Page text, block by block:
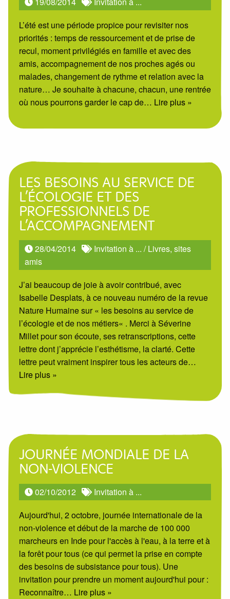
L’été est une période propice pour revisiter nos
priorités : temps de ressourcement et de prise de
recul, moment privilégiés en famille et avec des
amis, accompagnement de nos proches agés ou
malades, changement de rythme et relation avec la
nature… Je souhaite à chacune, chacun, une rentrée
où nous pourrons garder le cap de… Lire plus »
LES BESOINS AU SERVICE DE
L’ÉCOLOGIE ET DES
PROFESSIONNELS DE
L’ACCOMPAGNEMENT
28/04/2014 Invitation à ... /Livres, sites
amis
J’ai beaucoup de joie à avoir contribué, avec
Isabelle Desplats, à ce nouveau numéro de la revue
Nature Humaine sur « les besoins au service de
l’écologie et de nos métiers« . Merci à Séverine
Millet pour son écoute, ses retranscriptions, cette
lettre dont j’apprécie l’esthétisme, la clarté. Cette
lettre peut vraiment inspirer tous les acteurs de…
Lire plus »
JOURNÉE MONDIALE DE LA
NON-VIOLENCE
02/10/2012
Invitation à ...
Aujourd'hui, 2 octobre, journée internationale de la
non-violence et début de la marche de 100 000
marcheurs en Inde pour l'accès à l'eau, à la terre et à
la forêt pour tous (ce qui permet la prise en compte
des besoins de subsistance pour tous). Une
invitation pour prendre un moment aujourd'hui pour :
Reconnaître… Lire plus »